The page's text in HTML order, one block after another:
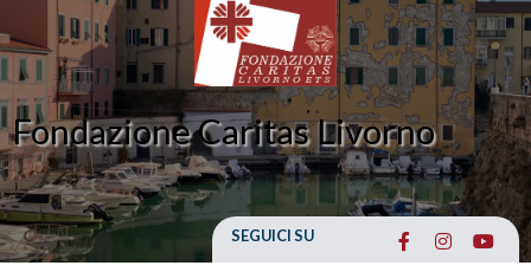
Fondazione Caritas Livorno
SEGUICI SU